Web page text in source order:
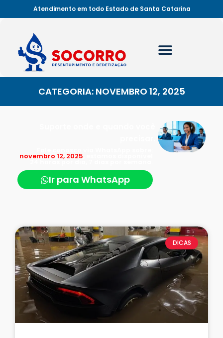
Atendimento em todo Estado de Santa Catarina
CATEGORIA: NOVEMBRO 12, 2025
novembro 12, 2025
24 horas por dia, 7 dias por semana.
Ir para WhatsApp
DICAS